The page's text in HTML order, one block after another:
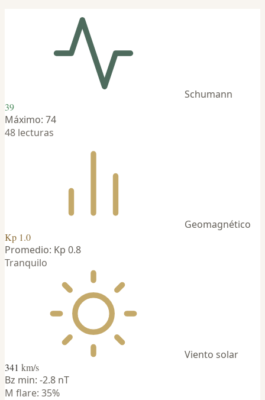
Schumann
39
Máximo: 74
48 lecturas
Geomagnético
Kp 1.0
Promedio: Kp 0.8
Tranquilo
Viento solar
341 km/s
Bz min: -2.8 nT
M flare: 35%